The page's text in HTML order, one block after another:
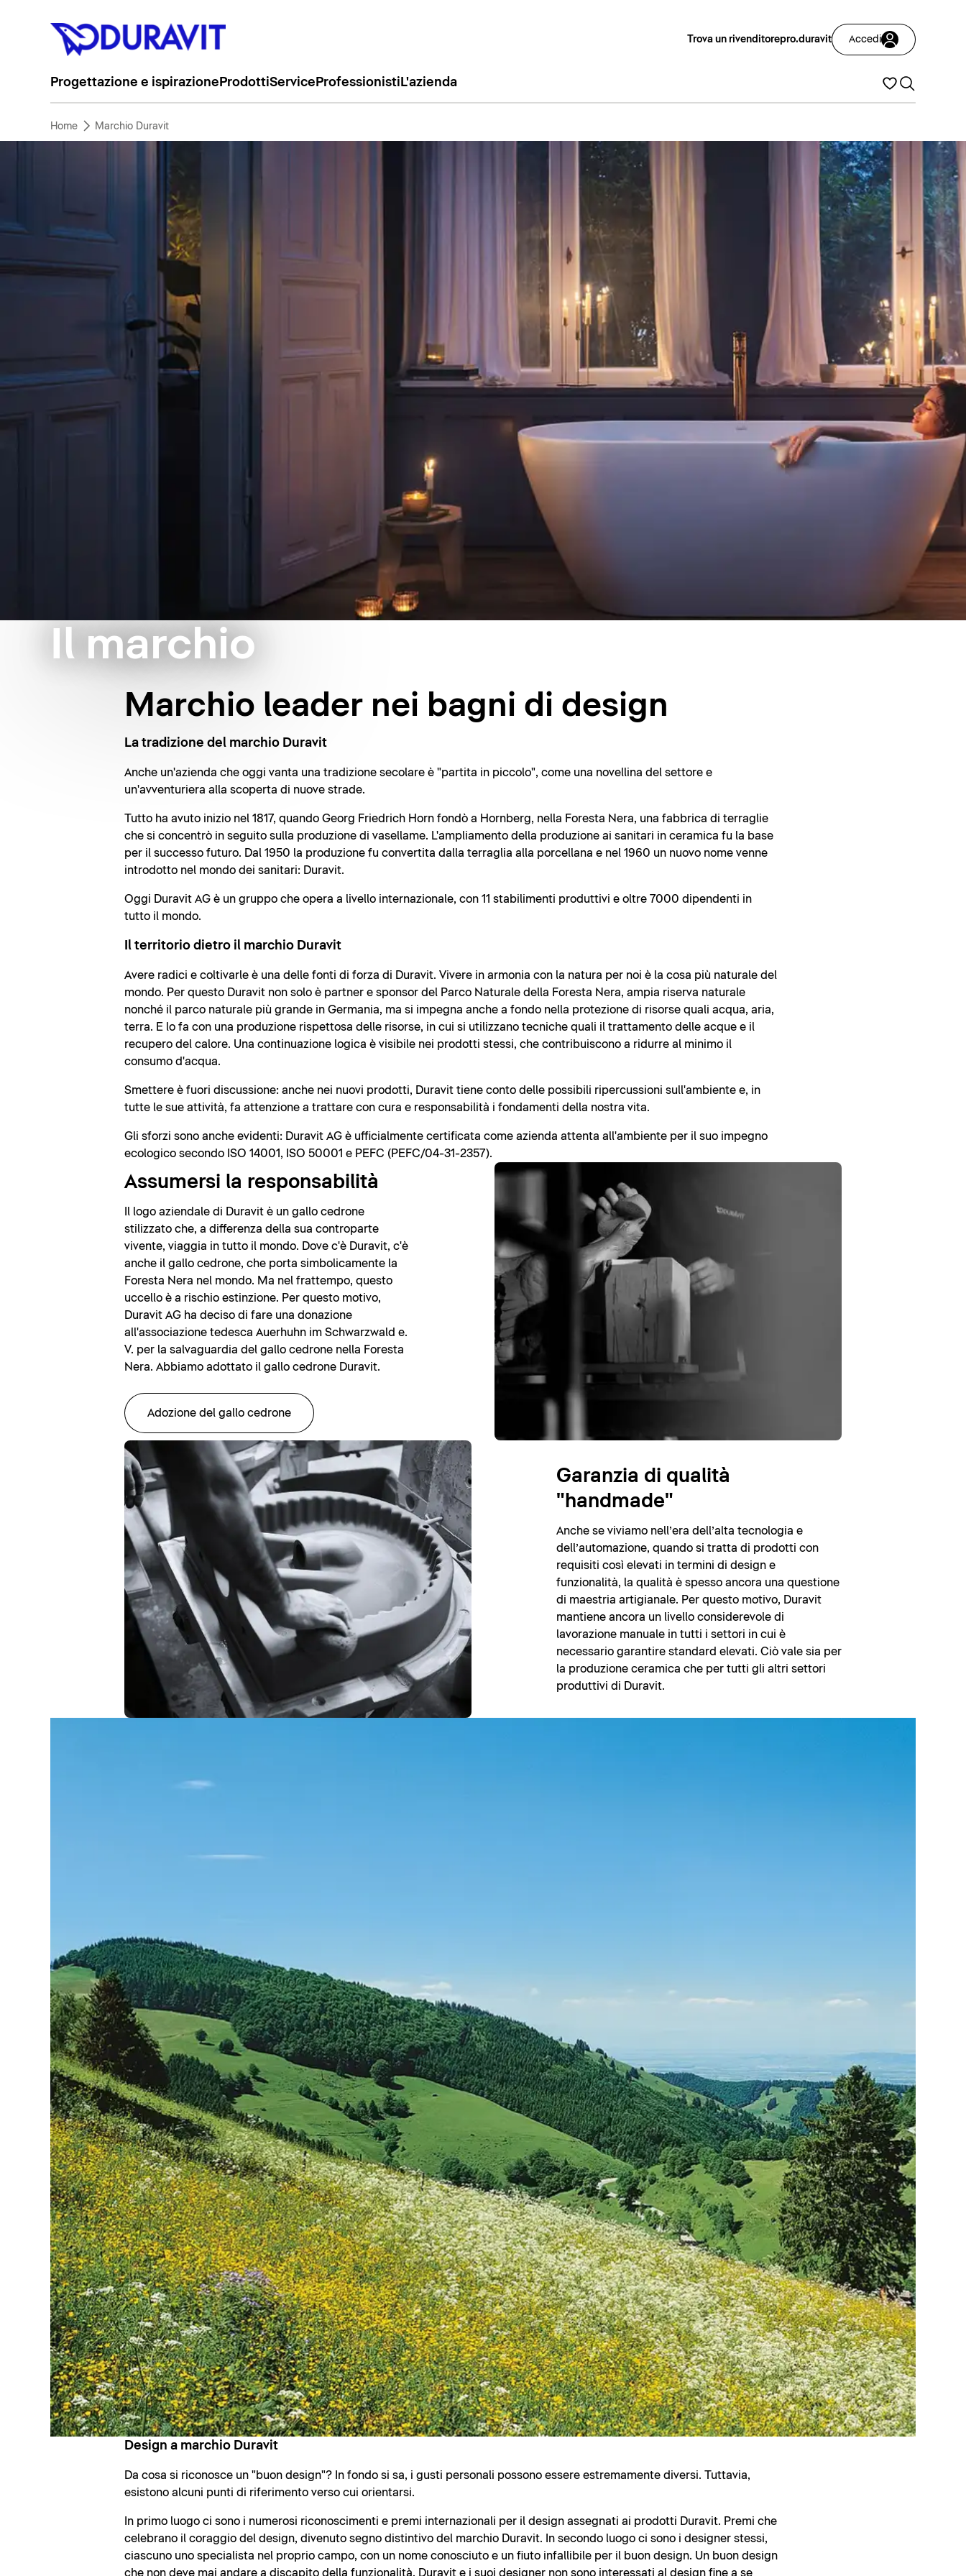
Trova un rivenditorepro.duravit Accedi
Progettazione e ispirazione ProdottiService Professionisti L'azienda
Home Marchio Duravit
Il marchio
Marchio leader nei bagni di design
La tradizione del marchio Duravit
Anche un'azienda che oggi vanta una tradizione secolare è "partita in piccolo", come una novellina del settore e
un'avventuriera alla scoperta di nuove strade.
Tutto ha avuto inizio nel 1817, quando Georg Friedrich Horn fondò a Hornberg, nella Foresta Nera, una fabbrica di terraglie
che si concentrò in seguito sulla produzione di vasellame. L'ampliamento della produzione ai sanitari in ceramica fu la base
per il successo futuro. Dal 1950 la produzione fu convertita dalla terraglia alla porcellana e nel 1960 un nuovo nome venne
introdotto nel mondo dei sanitari: Duravit.
Oggi Duravit AG è un gruppo che opera a livello internazionale, con 11 stabilimenti produttivi e oltre 7000 dipendenti in
tutto il mondo.
Il territorio dietro il marchio Duravit
Avere radici e coltivarle è una delle fonti di forza di Duravit. Vivere in armonia con la natura per noi è la cosa più naturale del
mondo. Per questo Duravit non solo è partner e sponsor del Parco Naturale della Foresta Nera, ampia riserva naturale
nonché il parco naturale più grande in Germania, ma si impegna anche a fondo nella protezione di risorse quali acqua, aria,
terra. E lo fa con una produzione rispettosa delle risorse, in cui si utilizzano tecniche quali il trattamento delle acque e il
recupero del calore. Una continuazione logica è visibile nei prodotti stessi, che contribuiscono a ridurre al minimo il
consumo d'acqua.
Smettere è fuori discussione: anche nei nuovi prodotti, Duravit tiene conto delle possibili ripercussioni sull'ambiente e, in
tutte le sue attività, fa attenzione a trattare con cura e responsabilità i fondamenti della nostra vita.
Gli sforzi sono anche evidenti: Duravit AG è ufficialmente certificata come azienda attenta all'ambiente per il suo impegno
ecologico secondo ISO 14001, ISO 50001 e PEFC (PEFC/04-31-2357).
Assumersi la responsabilità
Il logo aziendale di Duravit è un gallo cedrone
stilizzato che, a differenza della sua controparte
vivente, viaggia in tutto il mondo. Dove c'è Duravit, c'è
anche il gallo cedrone, che porta simbolicamente la
Foresta Nera nel mondo. Ma nel frattempo, questo
uccello è a rischio estinzione. Per questo motivo,
Duravit AG ha deciso di fare una donazione
all'associazione tedesca Auerhuhn im Schwarzwald e.
V. per la salvaguardia del gallo cedrone nella Foresta
Nera. Abbiamo adottato il gallo cedrone Duravit.
Adozione del gallo cedrone
Garanzia di qualità
"handmade"
Anche se viviamo nell’era dell’alta tecnologia e
dell’automazione, quando si tratta di prodotti con
requisiti così elevati in termini di design e
funzionalità, la qualità è spesso ancora una questione
di maestria artigianale. Per questo motivo, Duravit
mantiene ancora un livello considerevole di
lavorazione manuale in tutti i settori in cui è
necessario garantire standard elevati. Ciò vale sia per
la produzione ceramica che per tutti gli altri settori
produttivi di Duravit.
Design a marchio Duravit
Da cosa si riconosce un "buon design"? In fondo si sa, i gusti personali possono essere estremamente diversi. Tuttavia,
esistono alcuni punti di riferimento verso cui orientarsi.
In primo luogo ci sono i numerosi riconoscimenti e premi internazionali per il design assegnati ai prodotti Duravit. Premi che
celebrano il coraggio del design, divenuto segno distintivo del marchio Duravit. In secondo luogo ci sono i designer stessi,
ciascuno uno specialista nel proprio campo, con un nome conosciuto e un fiuto infallibile per il buon design. Un buon design
che non deve mai andare a discapito della funzionalità. Duravit e i suoi designer non sono interessati al design fine a se